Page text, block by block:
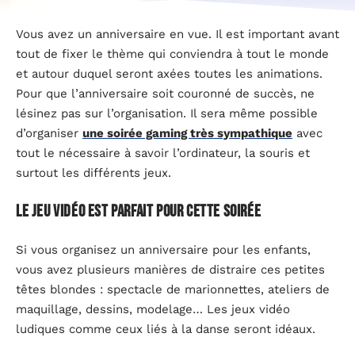
Vous avez un anniversaire en vue. Il est important avant
tout de fixer le thème qui conviendra à tout le monde
et autour duquel seront axées toutes les animations.
Pour que l’anniversaire soit couronné de succès, ne
lésinez pas sur l’organisation. Il sera même possible
d’organiser une soirée gaming très sympathique avec
tout le nécessaire à savoir l’ordinateur, la souris et
surtout les différents jeux.
Le jeu vidéo est parfait pour cette soirée
Si vous organisez un anniversaire pour les enfants,
vous avez plusieurs manières de distraire ces petites
têtes blondes : spectacle de marionnettes, ateliers de
maquillage, dessins, modelage… Les jeux vidéo
ludiques comme ceux liés à la danse seront idéaux.